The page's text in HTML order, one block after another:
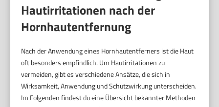
Hautirritationen nach der
Hornhautentfernung
Nach der Anwendung eines Hornhautentferners ist die Haut
oft besonders empfindlich. Um Hautirritationen zu
vermeiden, gibt es verschiedene Ansätze, die sich in
Wirksamkeit, Anwendung und Schutzwirkung unterscheiden.
Im Folgenden findest du eine Übersicht bekannter Methoden